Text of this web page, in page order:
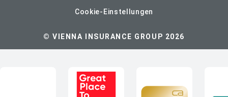
© VIENNA INSURANCE GROUP 2026
Cookie-Einstellungen